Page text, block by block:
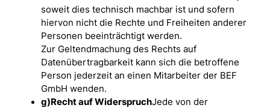
soweit dies technisch machbar ist und sofern
hiervon nicht die Rechte und Freiheiten anderer
Personen beeinträchtigt werden.
Zur Geltendmachung des Rechts auf
Datenübertragbarkeit kann sich die betroffene
Person jederzeit an einen Mitarbeiter der BEF
GmbH wenden.
g)Recht auf WiderspruchJede von der